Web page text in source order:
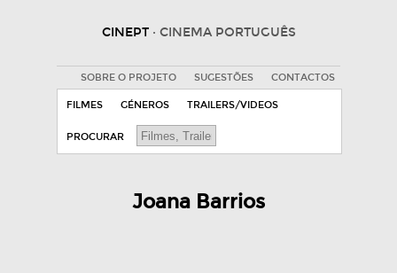
CINEPT · CINEMA PORTUGUÊS
SOBRE O PROJETO SUGESTÕES CONTACTOS
FILMES GÉNEROS TRAILERS/VIDEOS
PROCURAR
Joana Barrios